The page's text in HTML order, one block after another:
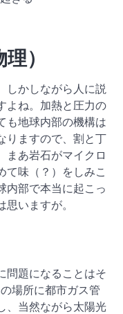
）
しかしながら人に説
よね。加熱と圧力の
も地球内部の機構は
りますので、割と丁
まあ岩石がマイクロ
て味（？）をしみこ
内部で本当に起こっ
いますが。
問題になることはそ
場所に都市ガス管
、当然ながら太陽光